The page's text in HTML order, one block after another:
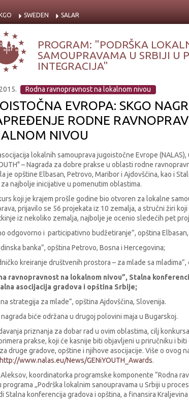
SWEDEN SALAR
PROGRAM: "PODRŠKA
SAMOUPRAVAMA U SRBIJI U
INTEGRACIJA"
Rodna ravnopravnost na lokalnom nivou
EVROPA: SKGO
RODNE
NIVOU
lokalnih samouprava jugoistočne Evrope
– Nagrada za dobre prakse u oblasti rodne
je opštine Elbasan, Petrovo, Maribor i Ajdovščina, kao i
najbolje inicijative u pomenutim oblastima.
koji je krajem prošle godine bio otvoren za lokalne
prijavilo se 56 projekata iz 10 zemalja, a stručni žiri
iz nekoliko zemalja, najbolje je ocenio sledećih pet
odgovorno i participativno budžetiranje”, opština Elbasan,
banka”, opština Petrovo, Bosna i Hercegovina;
kreiranje društvenih prostora – za mlade sa
ravnopravnost na lokalnom nivou”, Stalna
asocijacija gradova i opština Srbije;
strategija za mlade”, opština Ajdovščina, Slovenija.
biće održana u drugoj polovini maja u Bugarskoj.
priznanja za dobar rad u ovim oblastima, cilj
prakse, koji će kasnije biti objavljeni u priručniku i
druge gradove, opštine i njihove asocijacije. Više o ovog
http://www.nalas.eu/News/GENiYOUTH_Awards.
koordinatorka programske komponente “Rodna
programa „Podrška lokalnim sanoupravama u Srbiji u
Stalna konferencija gradova i opština, a finansira